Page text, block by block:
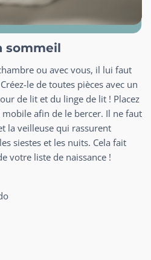
sommeil
ou avec vous, il lui faut
le de toutes pièces avec un
de lit et du linge de lit ! Placez
afin de le bercer. Il ne faut
la veilleuse qui rassurent
siestes et les nuits. Cela fait
votre liste de naissance !